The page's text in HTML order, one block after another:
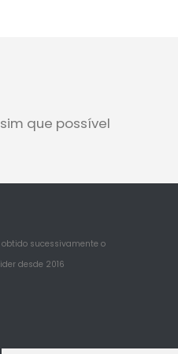
que possível
sucessivamente o
desde 2016